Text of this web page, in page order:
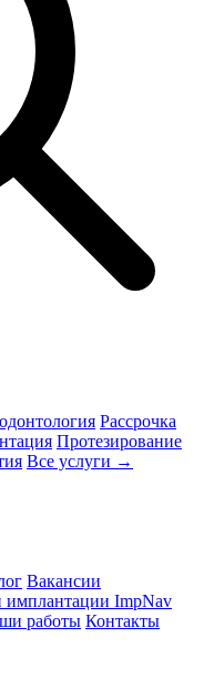
Рассрочка
Протезирование
Все услуги →
Вакансии
имплантации ImpNav
работы Контакты